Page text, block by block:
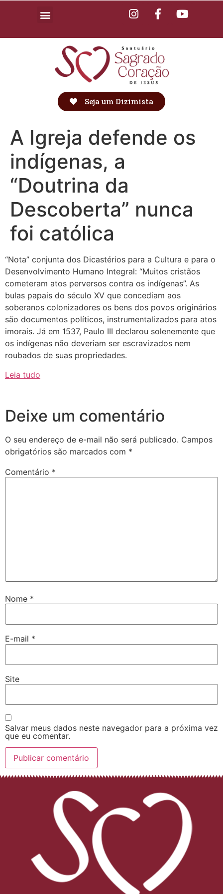
Seja um Dizimista
A Igreja defende os
indígenas, a
“Doutrina da
Descoberta” nunca
foi católica
“Nota” conjunta dos Dicastérios para a Cultura e para o
Desenvolvimento Humano Integral: “Muitos cristãos
cometeram atos perversos contra os indígenas”. As
bulas papais do século XV que concediam aos
soberanos colonizadores os bens dos povos originários
são documentos políticos, instrumentalizados para atos
imorais. Já em 1537, Paulo III declarou solenemente que
os indígenas não deveriam ser escravizados nem
roubados de suas propriedades.
Leia tudo
Deixe um comentário
O seu endereço de e-mail não será publicado. Campos
obrigatórios são marcados com *
Comentário *
Nome *
E-mail *
Site
Salvar meus dados neste navegador para a próxima vez
que eu comentar.